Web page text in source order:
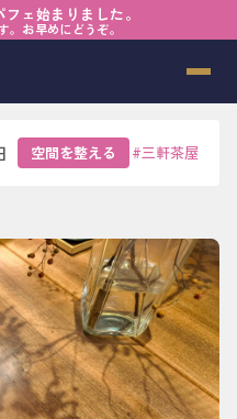
ェ始まりました。
。お早めにどうぞ。
と、助けられること
ること
空間を整える #三軒茶屋